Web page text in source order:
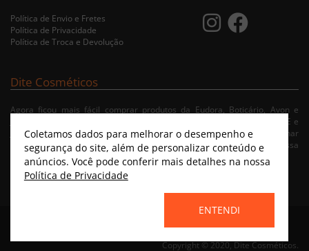
Política de Envio e Fretes
Política de Privacidade
Política de Troca e Devolução
Dite Cosméticos
Agora ficou mais fácil comprar produtos da Eudora, Boticário, Avon e
Jequiti nas cidades de Recife/PE, Olinda/PE, Paulista/PE, Abreu e Lima/PE e
Jaboatão/PE. A nossa loja virtual possibilita ao usuário navegar, selecionar
e fazer pedido de Delivery no conforto da sua residência. Consulte nossa
condições de entrega.
Copyright © 2020, Dite Cosméticos.
Coletamos dados para melhorar o desempenho e
segurança do site, além de personalizar conteúdo e
anúncios. Você pode conferir mais detalhes na nossa
Política de Privacidade
ENTENDI